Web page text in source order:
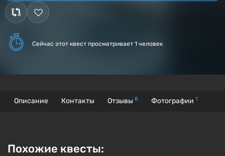
Сейчас этот квест просматривает 1 человек
Описание Контакты Отзывы 8 Фотографии 1
Похожие квесты: